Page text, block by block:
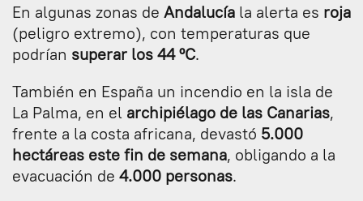
En algunas zonas de Andalucía la alerta es roja
(peligro extremo), con temperaturas que
podrían superar los 44 ºC.
También en España un incendio en la isla de
La Palma, en el archipiélago de las Canarias,
frente a la costa africana, devastó 5.000
hectáreas este fin de semana, obligando a la
evacuación de 4.000 personas.